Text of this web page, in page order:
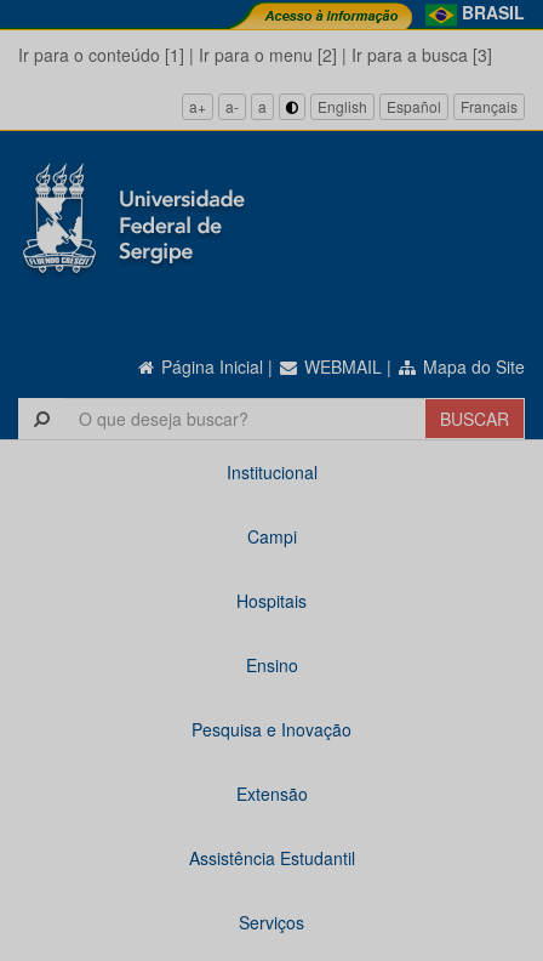
BRASIL
Ir para o conteúdo [1] | Ir para o menu [2] | Ir para a busca [3]
a+ a- a English Español Français
Página Inicial | WEBMAIL | Mapa do Site
Institucional
Campi
Hospitais
Ensino
Pesquisa e Inovação
Extensão
Assistência Estudantil
Serviços